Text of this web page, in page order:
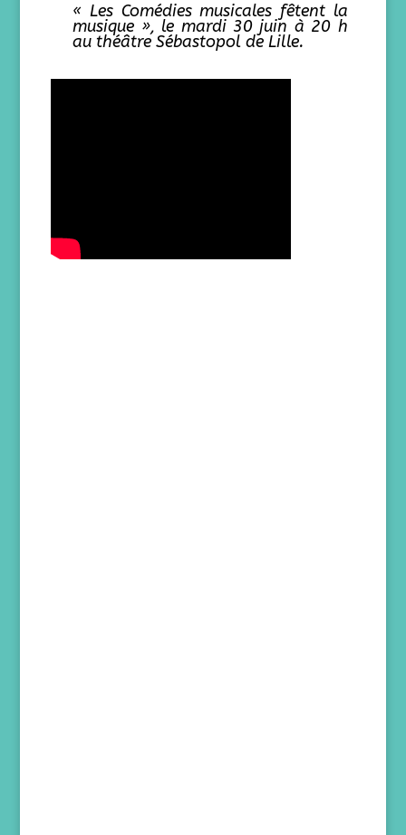
« Les Comédies musicales fêtent la
musique », le mardi 30 juin à 20 h
au théâtre Sébastopol de Lille.